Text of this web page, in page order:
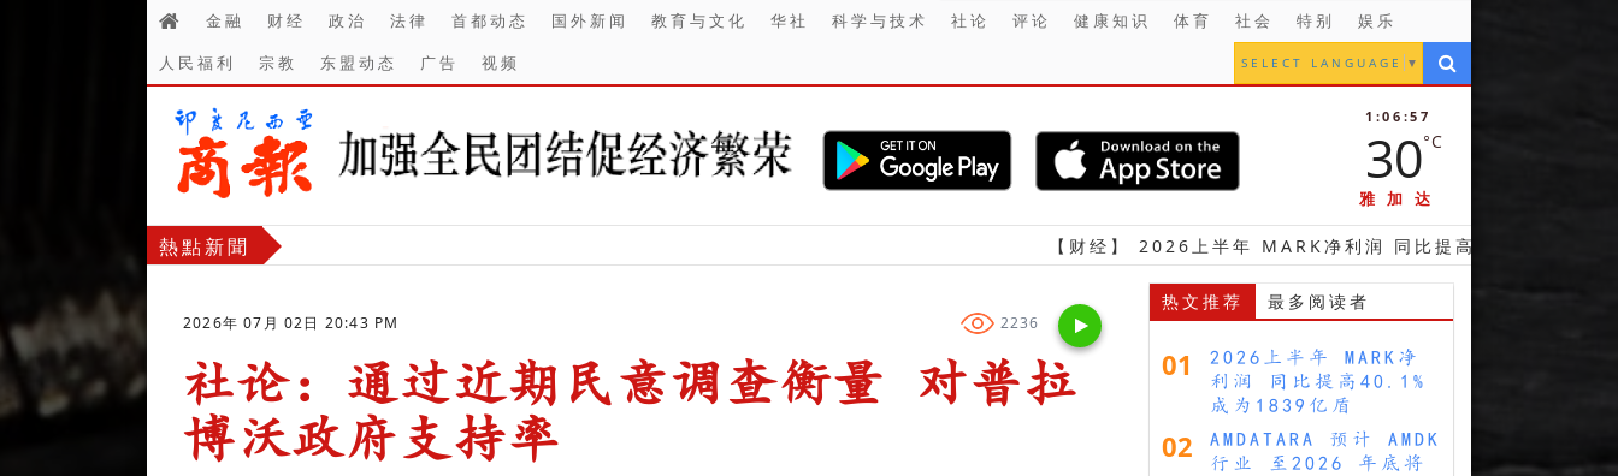
金融 财经 政治 法律 首都动态 国外新闻 教育与文化 华社 科学与技术 社论 评论 健康知识 体育 社会 特别
娱乐
人民福利
宗教 东盟动态 广告 视频 SELECT LANGUAGE ▼
1:06:58
30°C
雅加达
熱點新聞 【财经】 2026上半年 MARK净利润 同比提高40.1%成为1839亿盾
2026年 07月 02日 20:43 PM 2236
社论：通过近期民意调查衡量 对普拉
博沃政府支持率
热文推荐 最多阅读者
01
2026上半年 MARK净
利润 同比提高40.1%
成为1839亿盾
02
AMDATARA 预计 AMDK
行业 至2026 年底将